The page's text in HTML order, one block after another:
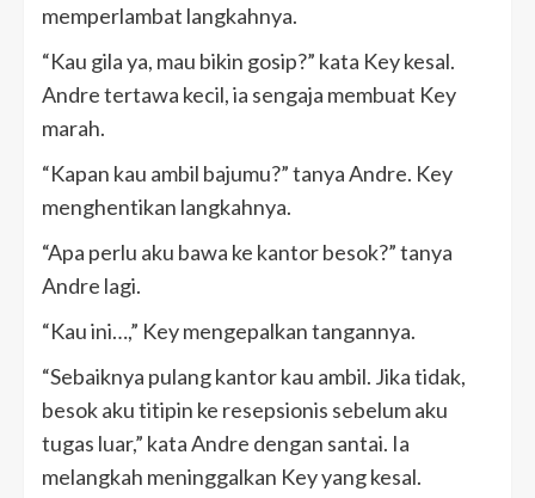
memperlambat langkahnya.
“Kau gila ya, mau bikin gosip?” kata Key kesal.
Andre tertawa kecil, ia sengaja membuat Key
marah.
“Kapan kau ambil bajumu?” tanya Andre. Key
menghentikan langkahnya.
“Apa perlu aku bawa ke kantor besok?” tanya
Andre lagi.
“Kau ini…,” Key mengepalkan tangannya.
“Sebaiknya pulang kantor kau ambil. Jika tidak,
besok aku titipin ke resepsionis sebelum aku
tugas luar,” kata Andre dengan santai. Ia
melangkah meninggalkan Key yang kesal.